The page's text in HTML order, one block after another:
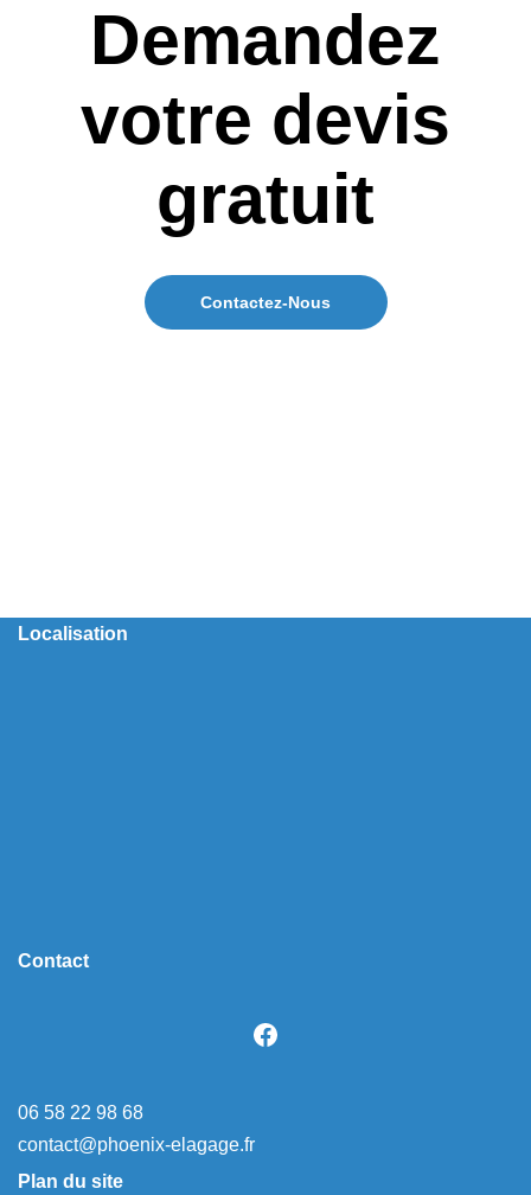
Demandez
votre devis
gratuit
Contactez-Nous
Localisation
Contact
06 58 22 98 68
contact@phoenix-elagage.fr
Plan du site